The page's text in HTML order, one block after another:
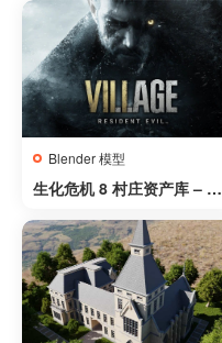
m – Room 203
Blender 模型
生化危机 8 村庄资产库 – Re
ibrary